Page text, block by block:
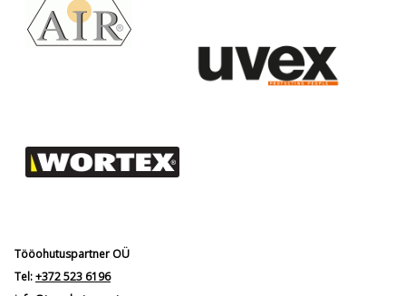
Tööohutuspartner OÜ
Tel:+372 523 6196